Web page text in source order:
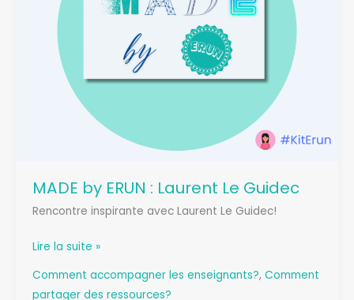
MADE by ERUN : Laurent Le Guidec
Rencontre inspirante avec Laurent Le Guidec!
MADE
Lire la suite »
Comment accompagner les enseignants?, Comment
partager des ressources?